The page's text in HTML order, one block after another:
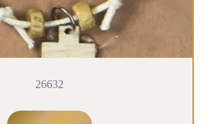
26632